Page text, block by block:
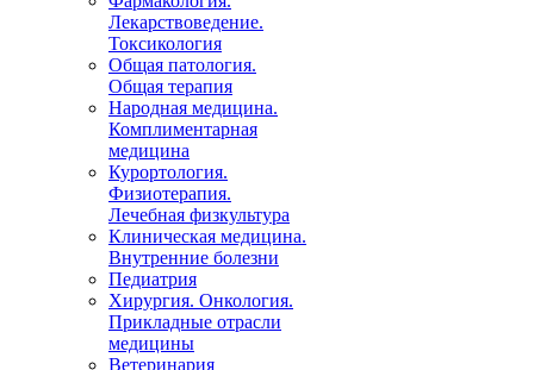
Лекарствоведение.
Токсикология
Общая патология.
Общая терапия
Народная медицина.
Комплиментарная
медицина
Курортология.
Физиотерапия.
Лечебная физкультура
Клиническая медицина.
Внутренние болезни
Педиатрия
Хирургия. Онкология.
Прикладные отрасли
медицины
Ветеринария